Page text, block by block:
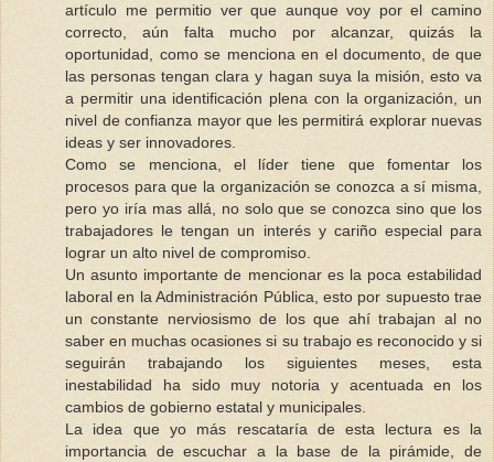
artículo me permitio ver que aunque voy por el camino
correcto, aún falta mucho por alcanzar, quizás la
oportunidad, como se menciona en el documento, de que
las personas tengan clara y hagan suya la misión, esto va
a permitir una identificación plena con la organización, un
nivel de confianza mayor que les permitirá explorar nuevas
ideas y ser innovadores.
Como se menciona, el líder tiene que fomentar los
procesos para que la organización se conozca a sí misma,
pero yo iría mas allá, no solo que se conozca sino que los
trabajadores le tengan un interés y cariño especial para
lograr un alto nivel de compromiso.
Un asunto importante de mencionar es la poca estabilidad
laboral en la Administración Pública, esto por supuesto trae
un constante nerviosismo de los que ahí trabajan al no
saber en muchas ocasiones si su trabajo es reconocido y si
seguirán trabajando los siguientes meses, esta
inestabilidad ha sido muy notoria y acentuada en los
cambios de gobierno estatal y municipales.
La idea que yo más rescataría de esta lectura es la
importancia de escuchar a la base de la pirámide, de